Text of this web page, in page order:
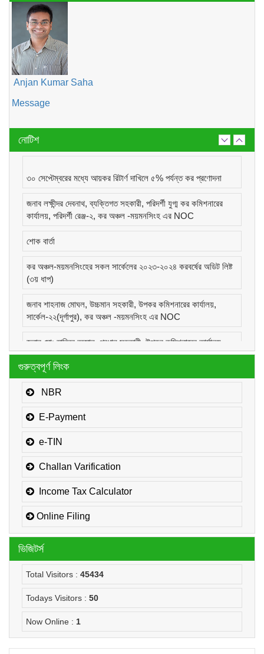
Anjan Kumar Saha
Message
নোটিশ
৩০ সেপ্টেম্বরের মধ্যে আয়কর রিটার্ণ দাখিলে ৫% পর্যন্ত কর প্রণোদনা
জনাব লক্ষীন্দর দেবনাথ, ব্যক্তিগত সহকারী, পরিদর্শী যুগ্ম কর কমিশনারের
কার্যালয়, পরিদর্শী রেঞ্জ-২, কর অঞ্চল -ময়মনসিংহ এর NOC
শোক বার্তা
কর অঞ্চল-ময়মনসিংহের সকল সার্কেলের ২০২৩-২০২৪ করবর্ষের অডিট লিষ্ট
(৩য় ধাপ)
জনাব শাহনাজ মোঘল, উচ্চমান সহকারী, উপকর কমিশনারের কার্যালয়,
সার্কেল-২২(দূর্গাপুর), কর অঞ্চল -ময়মনসিংহ এর NOC
জনাব মোঃ হাবিবুর রহমান, প্রধান সহকারী, উপকর কমিশনারের কার্যালয়,
সার্কেল-১(কোম্পানীজ), কর অঞ্চল -ময়মনসিংহ এর NOC
জনাব মোঃ মোরাদুজ্জামান, সাঁট মুদ্রাক্ষরিক কাম-কম্পিউটার অপারেটর, উপকর
কমিশনারের কার্যালয়, সার্কেল-১(কোম্পানীজ), কর অঞ্চল -ময়মনসিংহ এর
গুরুত্বপূর্ণ লিংক
NBR
E-Payment
e-TIN
Challan Varification
Income Tax Calculator
Online Filing
ভিজিটর্স
Total Visitors : 45434
Todays Visitors : 50
Now Online : 1